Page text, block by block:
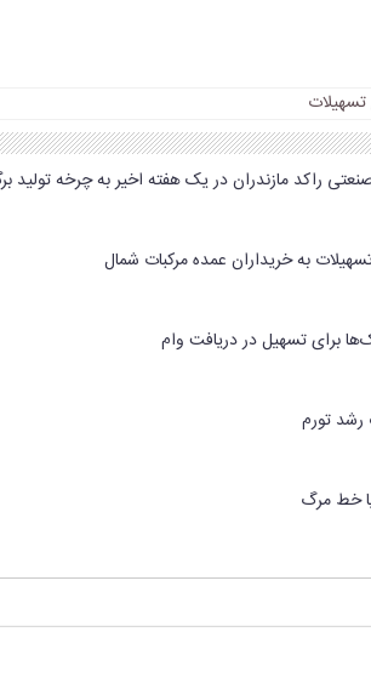
تسهیلات
به خریداران عمده مرکبات شمال
برای تسهیل در دریافت وام
تورم
خط مرگ